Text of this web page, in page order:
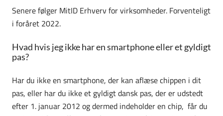
Senere følger MitID Erhverv for virksomheder. Forventeligt
i foråret 2022.
Hvad hvis jeg ikke har en smartphone eller et gyldigt
pas?
Har du ikke en smartphone, der kan aflæse chippen i dit
pas, eller har du ikke et gyldigt dansk pas, der er udstedt
efter 1. januar 2012 og dermed indeholder en chip, får du